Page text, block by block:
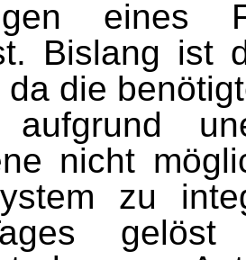
eines
Bislang ist
da die
nicht
zu